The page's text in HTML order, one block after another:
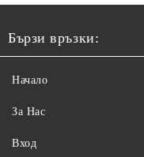
Бързи връзки:
Начало
За Нас
Вход